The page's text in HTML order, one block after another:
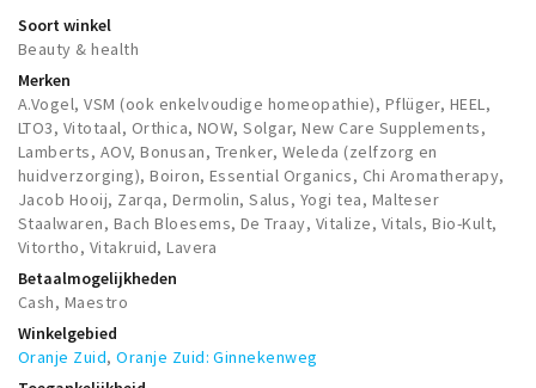
Agenda
Bezienswaardigheden
Musea, theaters & podia
Uitjes & activiteiten
Studentenroutes
Natuurgebieden
Party pics
Eten
Drinken
Soort winkel
Beauty & health
Merken
A.Vogel, VSM (ook enkelvoudige homeopathie), Pflüger, HEEL,
LTO3, Vitotaal, Orthica, NOW, Solgar, New Care Supplements,
Lamberts, AOV, Bonusan, Trenker, Weleda (zelfzorg en
huidverzorging), Boiron, Essential Organics, Chi Aromatherapy,
Jacob Hooij, Zarqa, Dermolin, Salus, Yogi tea, Malteser
Staalwaren, Bach Bloesems, De Traay, Vitalize, Vitals, Bio-Kult,
Vitortho, Vitakruid, Lavera
Betaalmogelijkheden
Cash, Maestro
Winkelgebied
Oranje Zuid,Oranje Zuid: Ginnekenweg